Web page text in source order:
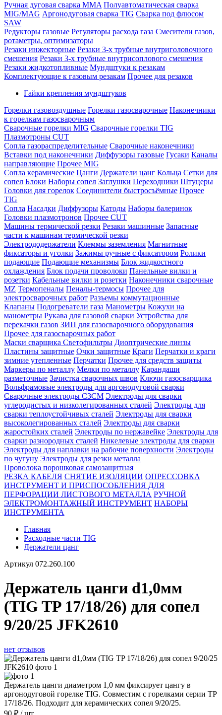
Ручная дуговая сварка MMA Полуавтоматическая сварка
MIG/MAG Аргонодуговая сварка TIG Сварка под флюсом
SAW
Редукторы газовые Регуляторы расхода газа Смесители газов,
ротаметры, оптимизаторы
Резаки инжекторные Резаки 3-х трубные внутриголовочного
смешения Резаки 3-х трубные внутрисоплового смешения
Резаки жидкотопливные Мундштуки к резакам
Комплектующие к газовым резакам Прочее для резаков
Гайки крепления мундштуков
Горелки газовоздушные Горелки газосварочные Наконечники
к горелкам газосварочным
Сварочные горелки MIG Сварочные горелки TIG
Плазмотроны CUT
Сопла газораспределительные Сварочные наконечники
Вставки под наконечники Диффузоры газовые Гусаки Каналы
направляющие Прочее MIG
Сопла керамические Цанги Держатели цанг Кольца Сетки для
сопел Блоки Наборы сопел Заглушки Переходники Штуцеры
Головки для горелок Соединители быстросъёмные Прочее
TIG
Сопла Насадки Диффузоры Катоды Наборы балеринок
Головки плазмотронов Прочее CUT
Машины термической резки Резаки машинные Запасные
части к машинам термической резки
Электрододержатели Клеммы заземления Магнитные
фиксаторы и уголки Зажимы ручные с фиксатором Ролики
подающие Подающие механизмы Блок жидкостного
охлаждения Блок подачи проволоки Панельные вилки и
розетки Кабельные вилки и розетки Наконечники сварочные
MZ Термопеналы Пеналы-термосы Прочее для
электросварочных работ Разъемы коммутационные
Клапаны Подогреватели газа Манометры Кожухи на
манометры Рукава для газовой сварки Устройства для
перекачки газов ЗИП для газосварочного оборудования
Прочее для газосварочных работ
Маски сварщика Светофильтры Диоптрические линзы
Пластины защитные Очки защитные Краги Перчатки и краги
зимние утепленные Перчатки Прочее для средств защиты
Маркеры по металлу Мелки по металлу Карандаши
разметочные Зачистка сварочных швов Ключи газосварщика
Вольфрамовые электроды для аргонодуговой сварки
Сварочные электроды СЗСМ Электроды для сварки
углеродистых и низколегированных сталей Электроды для
сварки теплоустойчивых сталей Электроды для сварки
высоколегированных сталей Электроды для сварки
жаростойких сталей Электроды по нержавейке Электроды для
сварки разнородных сталей Никелевые электроды для сварки
Электроды для наплавки на рабочие поверхности Электроды
по чугуну Электроды для резки металла
Проволока порошковая самозащитная
РЕЗКА КАБЕЛЯ СНЯТИЕ ИЗОЛЯЦИИ ОПРЕССОВКА
ИНСТРУМЕНТ И ПРИСПОСОБЛЕНИЯ ДЛЯ
ПЕРФОРАЦИИ ЛИСТОВОГО МЕТАЛЛА РУЧНОЙ
ЭЛЕКТРОМОНТАЖНЫЙ ИНСТРУМЕНТ НАБОРЫ
ИНСТРУМЕНТА
Главная
Расходные части TIG
Держатели цанг
Артикул 072.260.100
Держатель цанги d1,0мм
(TIG TP 17/18/26) для сопел
9/20/25 JFK2610
нет отзывов
Держатель цанги диаметром 1,0 мм фиксирует цангу в
аргонодуговой горелке TIG. Совместим с горелками серии TP
17/18/26. Подходит для керамических сопел 9/20/25.
90 ₽ /шт.